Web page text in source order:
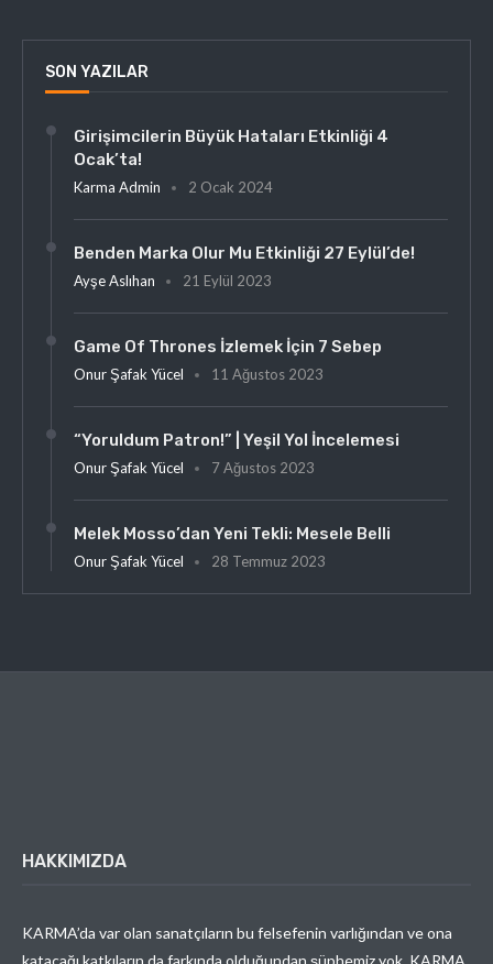
SON YAZILAR
Girişimcilerin Büyük Hataları Etkinliği 4
Ocak’ta!
Karma Admin 2 Ocak 2024
Benden Marka Olur Mu Etkinliği 27 Eylül’de!
Ayşe Aslıhan 21 Eylül 2023
Game Of Thrones İzlemek İçin 7 Sebep
Onur Şafak Yücel 11 Ağustos 2023
“Yoruldum Patron!” | Yeşil Yol İncelemesi
Onur Şafak Yücel 7 Ağustos 2023
Melek Mosso’dan Yeni Tekli: Mesele Belli
Onur Şafak Yücel 28 Temmuz 2023
HAKKIMIZDA
KARMA’da var olan sanatçıların bu felsefenin varlığından ve ona
katacağı katkıların da farkında olduğundan şüphemiz yok. KARMA,